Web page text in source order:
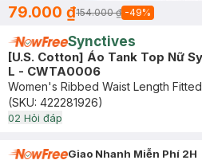
79.000 ₫154.000 ₫ -49%
Synctives
[U.S. Cotton] Áo Tank Top Nữ
L - CWTA0006
Women's Ribbed Waist Length
(SKU: 422281926)
02 Hỏi đáp
Giao Nhanh Miễn Phí 2H